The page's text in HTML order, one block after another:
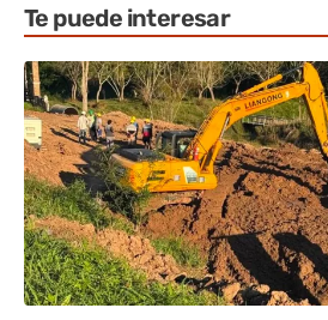
Te puede interesar